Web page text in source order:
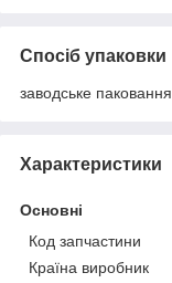
Спосіб упаковки
заводське паковання
Характеристики
Основні
Код запчастини
Країна виробник